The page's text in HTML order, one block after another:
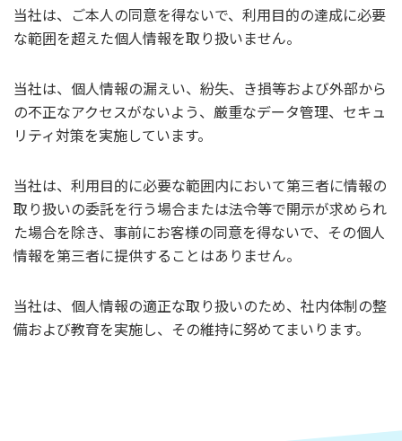
当社は、ご本人の同意を得ないで、利用目的の達成に必要
な範囲を超えた個人情報を取り扱いません。
当社は、個人情報の漏えい、紛失、き損等および外部から
の不正なアクセスがないよう、厳重なデータ管理、セキュ
リティ対策を実施しています。
当社は、利用目的に必要な範囲内において第三者に情報の
取り扱いの委託を行う場合または法令等で開示が求められ
た場合を除き、事前にお客様の同意を得ないで、その個人
情報を第三者に提供することはありません。
当社は、個人情報の適正な取り扱いのため、社内体制の整
備および教育を実施し、その維持に努めてまいります。